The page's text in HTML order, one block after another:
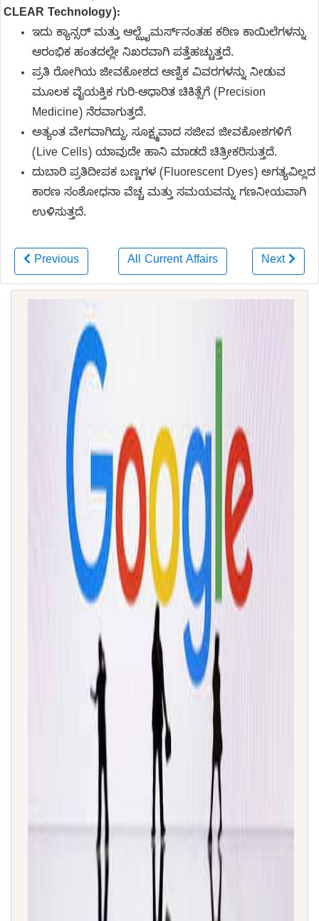
CLEAR Technology):
ಇದು ಕ್ಯಾನ್ಸರ್ ಮತ್ತು ಆಲ್ಝೈಮರ್ಸ್‌ನಂತಹ ಕಠಿಣ ಕಾಯಿಲೆಗಳನ್ನು
ಆರಂಭಿಕ ಹಂತದಲ್ಲೇ ನಿಖರವಾಗಿ ಪತ್ತೆಹಚ್ಚುತ್ತದೆ.
ಪ್ರತಿ ರೋಗಿಯ ಜೀವಕೋಶದ ಆಣ್ವಿಕ ವಿವರಗಳನ್ನು ನೀಡುವ
ಮೂಲಕ ವೈಯಕ್ತಿಕ ಗುರಿ-ಆಧಾರಿತ ಚಿಕಿತ್ಸೆಗೆ (Precision
Medicine) ನೆರವಾಗುತ್ತದೆ.
ಅತ್ಯಂತ ವೇಗವಾಗಿದ್ದು, ಸೂಕ್ಷ್ಮವಾದ ಸಜೀವ ಜೀವಕೋಶಗಳಿಗೆ
(Live Cells) ಯಾವುದೇ ಹಾನಿ ಮಾಡದೆ ಚಿತ್ರೀಕರಿಸುತ್ತದೆ.
ದುಬಾರಿ ಪ್ರತಿದೀಪಕ ಬಣ್ಣಗಳ (Fluorescent Dyes) ಅಗತ್ಯವಿಲ್ಲದ
ಕಾರಣ ಸಂಶೋಧನಾ ವೆಚ್ಚ ಮತ್ತು ಸಮಯವನ್ನು ಗಣನೀಯವಾಗಿ
ಉಳಿಸುತ್ತದೆ.
Previous All Current Affairs Next